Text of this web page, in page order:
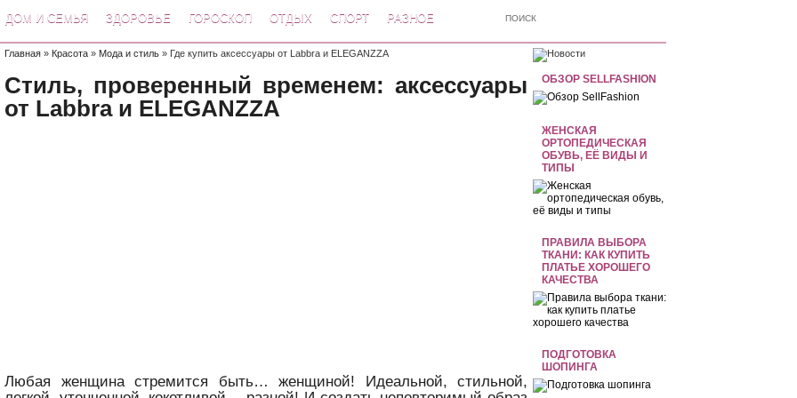
ДОМ И СЕМЬЯ ЗДОРОВЬЕ ГОРОСКОП ОТДЫХ СПОРТ РАЗНОЕ
ОБЗОР SELLFASHION
ЖЕНСКАЯ
ОРТОПЕДИЧЕСКАЯ
ОБУВЬ, ЕЁ ВИДЫ И
ТИПЫ
ПРАВИЛА ВЫБОРА
ТКАНИ: КАК КУПИТЬ
ПЛАТЬЕ ХОРОШЕГО
КАЧЕСТВА
ПОДГОТОВКА
ШОПИНГА
Главная » Красота » Мода и стиль » Где купить аксессуары от Labbra и ELEGANZZA
Стиль, проверенный временем: аксессуары
от Labbra и ELEGANZZA
Любая женщина стремится быть… женщиной! Идеальной, стильной,